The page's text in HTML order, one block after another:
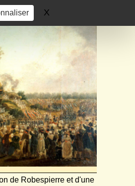
X
de Robespierre et d'une